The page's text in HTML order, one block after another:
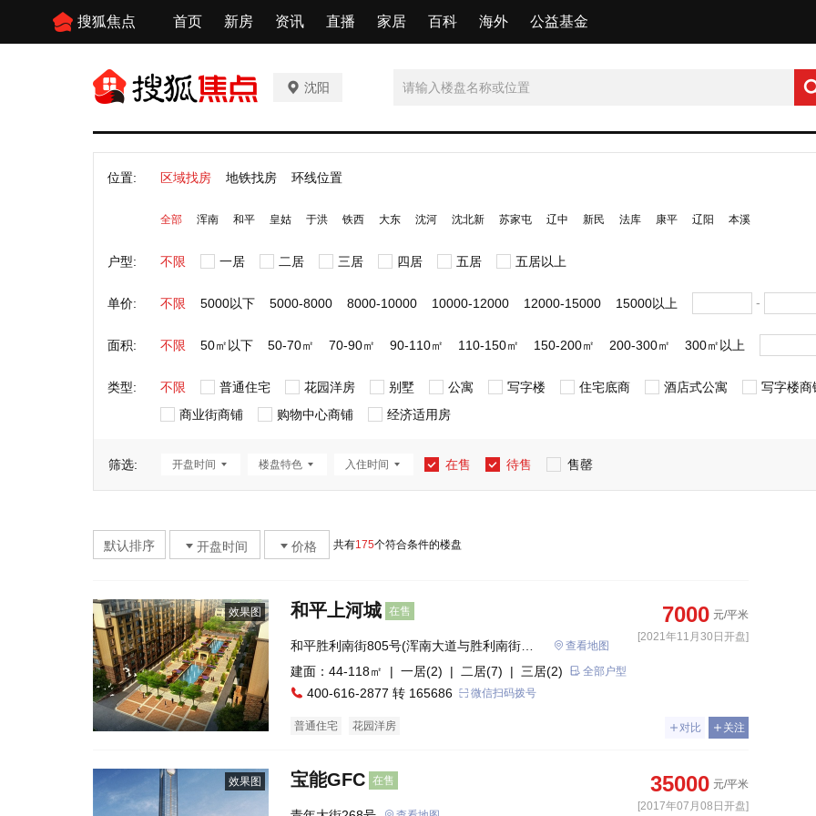
搜狐焦点 首页 新房 资讯 直播 家居 百科 海外 公益基金
沈阳
位置: 区域找房 地铁找房 环线位置
全部 浑南 和平 皇姑 于洪 铁西 大东 沈河 沈北新 苏家屯 辽中 新民 法库 康平 辽阳 本溪
户型: 不限 一居 二居 三居 四居 五居 五居以上
单价: 不限 5000以下 5000-8000 8000-10000 10000-12000 12000-15000 15000以上 -
面积: 不限 50㎡以下 50-70㎡ 70-90㎡ 90-110㎡ 110-150㎡ 150-200㎡ 200-300㎡ 300㎡以上
类型: 不限 普通住宅 花园洋房 别墅 公寓 写字楼 住宅底商 酒店式公寓
写字楼商
商业街商铺
购物中心商铺 经济适用房
筛选: 开盘时间 楼盘特色 入住时间 在售 待售 售罄
默认排序 开盘时间 价格 共有175个符合条件的楼盘
效果图 和平上河城 在售 7000 元/平米
[2021年11月30日开盘]
和平胜利南街805号(浑南大道与胜利南街交
汇处南行2000米)
查看地图
建面：44-118㎡ | 一居(2) | 二居(7) | 三居(2) 全部户型
400-616-2877 转 165686 微信扫码拨号
普通住宅 花园洋房 对比 关注
效果图 宝能GFC 在售 35000 元/平米
[2017年07月08日开盘]